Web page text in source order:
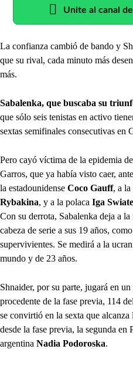
Unite al canal
La confianza cambió de bando y
que su rival, cada minuto más
más.
Sabalenka, que buscaba su
que sólo seis tenistas en activo
sextas semifinales consecutivas en
Pero cayó víctima de la epidemia
Garros, que ya había visto caer,
la estadounidense Coco Gauff, a la
Rybakina, y a la polaca Iga
Con su derrota, Sabalenka deja a la
cabeza de serie a sus 19 años,
supervivientes. Se medirá a la
mundo y de 23 años.
Shnaider, por su parte, jugará en
procedente de la fase previa, 114
se convirtió en la sexta que
desde la fase previa, la segunda en
argentina Nadia Podoroska.